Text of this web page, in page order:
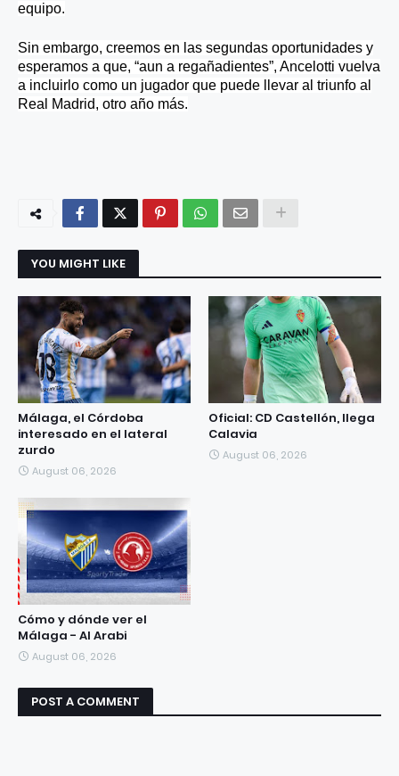
equipo.
Sin embargo, creemos en las segundas oportunidades y
esperamos a que, “aun a regañadientes”, Ancelotti vuelva
a incluirlo como un jugador que puede llevar al triunfo al
Real Madrid, otro año más.
YOU MIGHT LIKE
Málaga, el Córdoba
interesado en el lateral
zurdo
August 06, 2026
Oficial: CD Castellón, llega
Calavia
August 06, 2026
Cómo y dónde ver el
Málaga - Al Arabi
August 06, 2026
POST A COMMENT